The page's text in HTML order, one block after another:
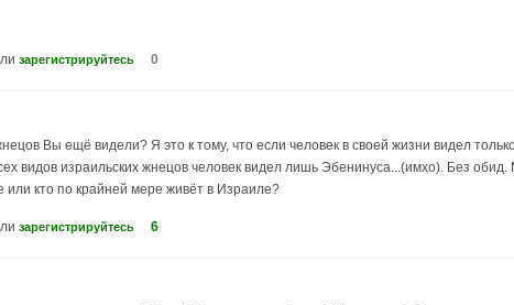
зарегистрируйтесь 0
Вы ещё видели? Я это к тому, что если человек в своей жизни видел
видов израильских жнецов человек видел лишь Эбенинуса...(имхо). Без
или кто по крайней мере живёт в Израиле?
зарегистрируйтесь 6